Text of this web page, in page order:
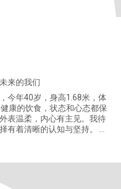
来的我们
今年40岁，身高1.68米，体
康的饮食，状态和心态都保
表温柔，内心有主见。我待
着清晰的认知与坚持。 我
让我学会的如何更好的爱自